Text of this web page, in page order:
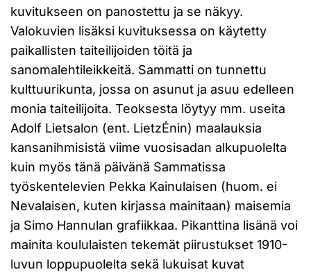
kuvitukseen on panostettu ja se näkyy.
Valokuvien lisäksi kuvituksessa on käytetty
paikallisten taiteilijoiden töitä ja
sanomalehtileikkeitä. Sammatti on tunnettu
kulttuurikunta, jossa on asunut ja asuu edelleen
monia taiteilijoita. Teoksesta löytyy mm. useita
Adolf Lietsalon (ent. LietzÉnin) maalauksia
kansanihmisistä viime vuosisadan alkupuolelta
kuin myös tänä päivänä Sammatissa
työskentelevien Pekka Kainulaisen (huom. ei
Nevalaisen, kuten kirjassa mainitaan) maisemia
ja Simo Hannulan grafiikkaa. Pikanttina lisänä voi
mainita koululaisten tekemät piirustukset 1910-
luvun loppupuolelta sekä lukuisat kuvat